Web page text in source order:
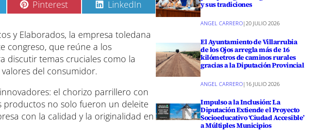
C
o
p
a
r
t
i
r
n
Pinterest C
o
p
a
r
t
i
n
LinkedIn
y Elaborados, la empresa toledana
congreso, que reúne a los
discutir temas cruciales como la
del consumidor.
el chorizo parrillero con
productos no solo fueron un deleite
con la calidad y la originalidad en
y sus tradiciones
ANGEL CARRERO| 20 JULIO 2026
El Ayuntamiento de Villarrubia
de los Ojos arregla más de 16
kilómetros de caminos rurales
gracias a la Diputación Provincial
ANGEL CARRERO| 16 JULIO 2026
Impulso a la Inclusión: La
Diputación Extiende el Proyecto
Socioeducativo ‘Ciudad Accesible’
a Múltiples Municipios